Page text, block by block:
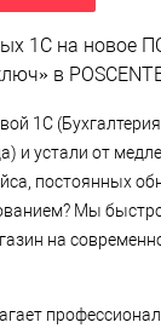
1С на новое
в
1С
и устали от
постоянных
Мы
на